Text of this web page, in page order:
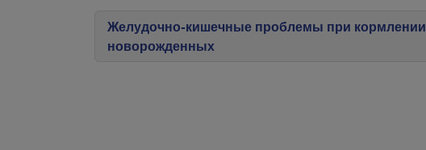
Желудочно-кишечные проблемы при кормлении
новорожденных